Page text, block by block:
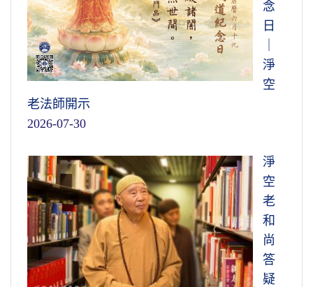
念
日
淨
空
老法師開示
2026-07-30
淨
空
老
和
尚
答
疑